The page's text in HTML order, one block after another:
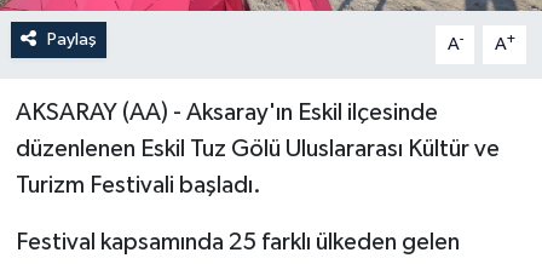
Paylaş A- A+
AKSARAY (AA) - Aksaray'ın Eskil ilçesinde
düzenlenen Eskil Tuz Gölü Uluslararası Kültür ve
Turizm Festivali başladı.
Festival kapsamında 25 farklı ülkeden gelen